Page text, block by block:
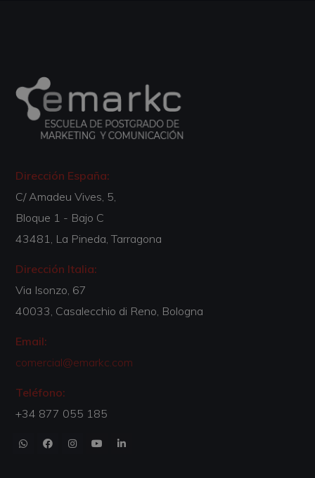
Dirección España:
C/ Amadeu Vives, 5,
Bloque 1 - Bajo C
43481, La Pineda, Tarragona
Dirección Italia:
Via Isonzo, 67
40033, Casalecchio di Reno, Bologna
Email:
comercial@emarkc.com
Teléfono:
+34 877 055 185